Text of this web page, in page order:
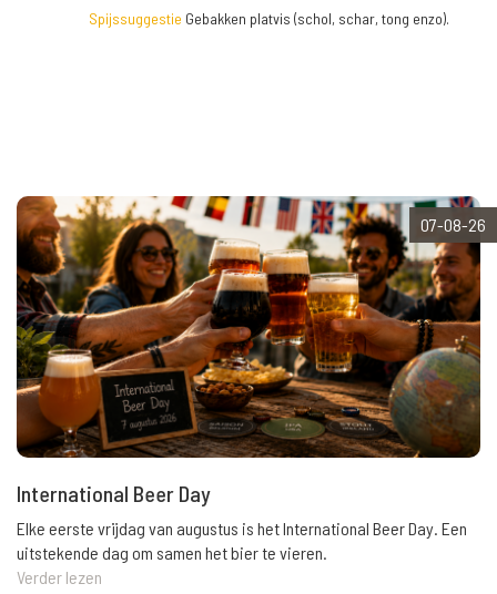
Spijssuggestie Gebakken platvis (schol, schar, tong enzo).
07-08-26
International Beer Day
Elke eerste vrijdag van augustus is het International Beer Day. Een
uitstekende dag om samen het bier te vieren.
Verder lezen